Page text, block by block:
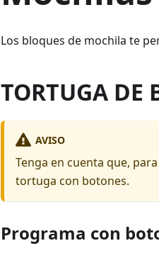
Los bloques de mochila te
TORTUGA DE
AVISO
Tenga en cuenta que,
tortuga con botones.
Programa con